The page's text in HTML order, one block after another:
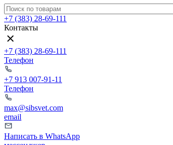
+7 (383) 28-69-111
Контакты
+7 (383) 28-69-111
Телефон
+7 913 007-91-11
Телефон
max@sibsvet.com
email
Написать в WhatsApp